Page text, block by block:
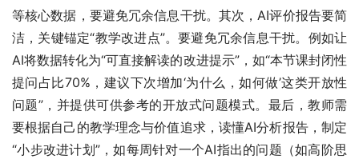
等核心数据，要避免冗余信息干扰。其次，AI评价报告要简
洁，关键锚定“教学改进点”。要避免冗余信息干扰。例如让
AI将数据转化为“可直接解读的改进提示”，如“本节课封闭性
提问占比70%，建议下次增加‘为什么，如何做’这类开放性
问题”，并提供可供参考的开放式问题模式。最后，教师需
要根据自己的教学理念与价值追求，读懂AI分析报告，制定
“小步改进计划”，如每周针对一个AI指出的问题（如高阶思